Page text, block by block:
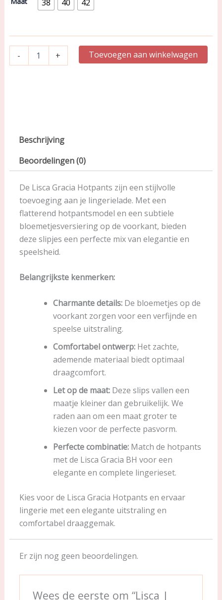
38 40 42
- + Toevoegen aan winkelwagen
Beschrijving
Beoordelingen (0)
De Lisca Gracia Hotpants zijn een stijlvolle
toevoeging aan je lingerielade. Met een
flatterend hotpantsmodel en een subtiele
bloemetjesversiering op de voorkant, bieden
deze slipjes een perfecte mix van elegantie en
speelsheid.
Belangrijkste kenmerken:
Charmante details:De bloemetjes op de
voorkant zorgen voor een verfijnde en
speelse uitstraling.
Comfortabel ontwerp:Het zachte,
ademende materiaal biedt optimaal
draagcomfort.
Let op de maat:Deze slips vallen een
maatje kleiner dan gebruikelijk. We
raden aan om een maat groter te
kiezen voor de perfecte pasvorm.
Perfecte combinatie:Match de hotpants
met de Lisca Gracia BH voor een
elegante en complete lingerieset.
Kies voor de Lisca Gracia Hotpants en ervaar
lingerie met een elegante uitstraling en
comfortabel draaggemak.
Er zijn nog geen beoordelingen.
Wees de eerste om “Lisca |